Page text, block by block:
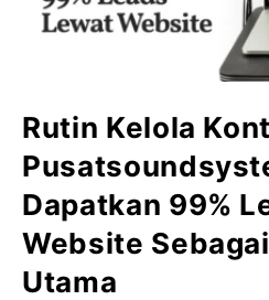
Rutin Kelola
Dapatkan 99%
Website
Utama